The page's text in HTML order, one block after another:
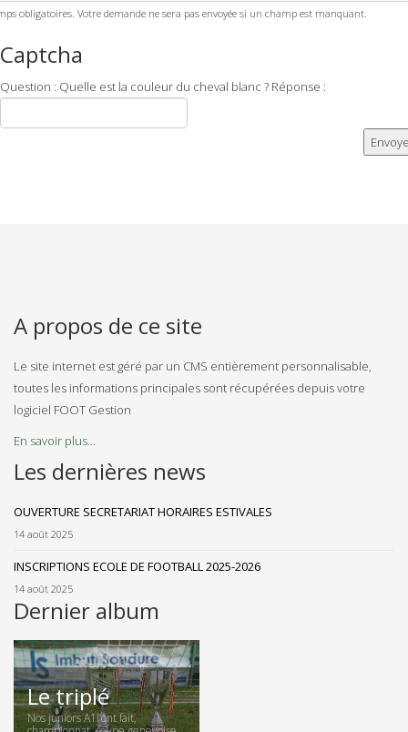
obligatoires. Votre demande ne sera pas envoyée si un champ est manquant.
Captcha
Question : Quelle est la couleur du cheval blanc ? Réponse :
A propos de ce site
Le site internet est géré par un CMS entièrement personnalisable,
toutes les informations principales sont récupérées depuis votre
logiciel FOOT Gestion
En savoir plus...
Les dernières news
OUVERTURE SECRETARIAT HORAIRES ESTIVALES
14 août 2025
INSCRIPTIONS ECOLE DE FOOTBALL 2025-2026
14 août 2025
Dernier album
Le triplé
Nos juniors A1l’ont fait,